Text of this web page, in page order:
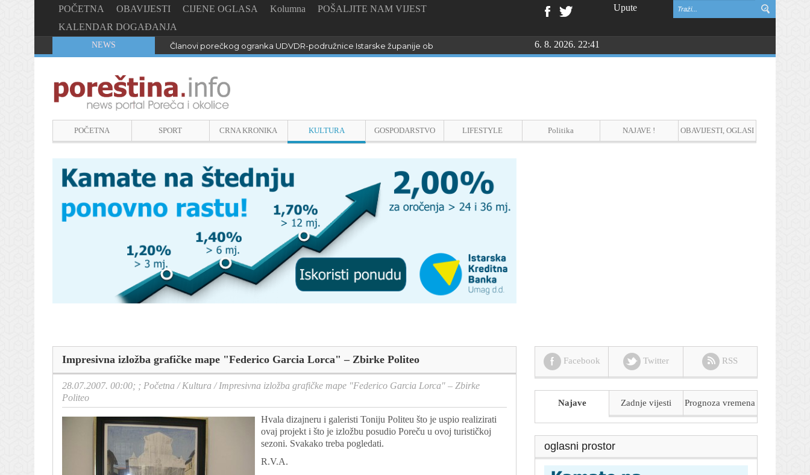
POČETNA OBAVIJESTI CIJENE OGLASA Kolumna
POŠALJITE NAM VIJEST
KALENDAR DOGAĐANJA
Upute
NEWS Članovi porečkog ogranka UDVDR-podružnice Istarske županije obilježili Dan pobjede i domovinske zahvalnosti i DAN HRVATSKIH BRANITELJA
6. 8. 2026. 22:41
POČETNA SPORT CRNA KRONIKA KULTURA GOSPODARSTVO LIFESTYLE Politika NAJAVE ! OBAVIJESTI, OGLASI
Impresivna izložba grafičke mape "Federico Garcia Lorca" – Zbirke Politeo
28.07.2007. 00:00; ; Početna /Kultura /Impresivna izložba grafičke mape "Federico Garcia Lorca" – Zbirke
Politeo
Hvala dizajneru i galeristi Toniju Politeu što je uspio realizirati
ovaj projekt i što je izložbu posudio Poreču u ovoj turističkoj
sezoni. Svakako treba pogledati.
R.V.A.
Facebook Twitter RSS
Najave Zadnje vijesti Prognoza vremena
oglasni prostor